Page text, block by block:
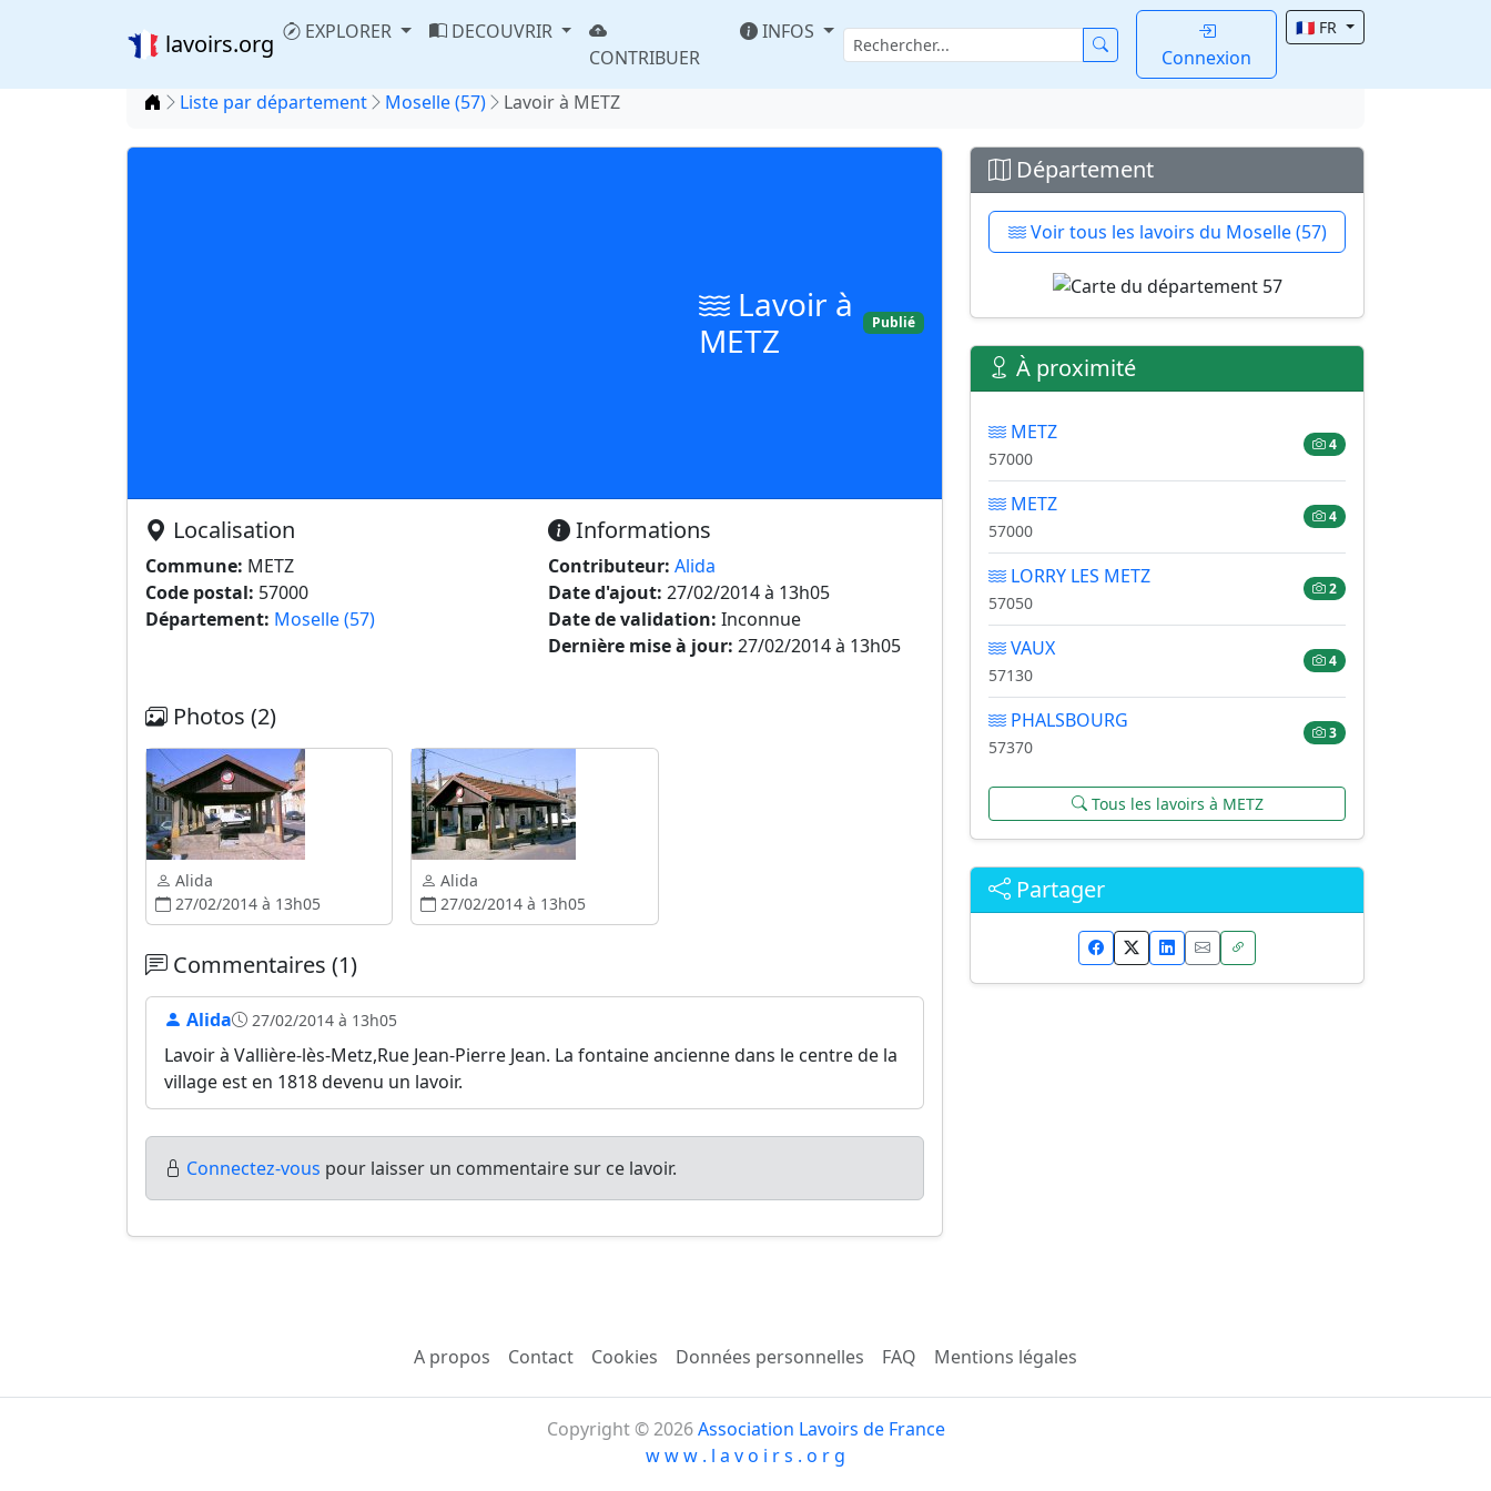
lavoirs.org EXPLORER
DECOUVRIR
CONTRIBUER
INFOS
Connexion
🇫🇷 FR
Accueil
Liste par département Moselle (57) Lavoir à METZ
Lavoir à
METZ
Publié
Localisation
Commune: METZ
Code postal: 57000
Département: Moselle (57)
Informations
Contributeur: Alida
Date d'ajout: 27/02/2014 à 13h05
Date de validation: Inconnue
Dernière mise à jour: 27/02/2014 à 13h05
Photos (2)
Alida
27/02/2014 à 13h05
Alida
27/02/2014 à 13h05
Commentaires (1)
Alida 27/02/2014 à 13h05
Lavoir à Vallière-lès-Metz,Rue Jean-Pierre Jean. La fontaine ancienne dans le centre de la
village est en 1818 devenu un lavoir.
Connectez-vous pour laisser un commentaire sur ce lavoir.
Département
Voir tous les lavoirs du Moselle (57)
À proximité
METZ
57000
4
METZ
57000
4
LORRY LES METZ
57050
2
VAUX
57130
4
PHALSBOURG
57370
3
Tous les lavoirs à METZ
Partager
A propos Contact Cookies Données personnelles FAQ Mentions légales
Copyright © 2026Association Lavoirs de France
w w w . l a v o i r s . o r g